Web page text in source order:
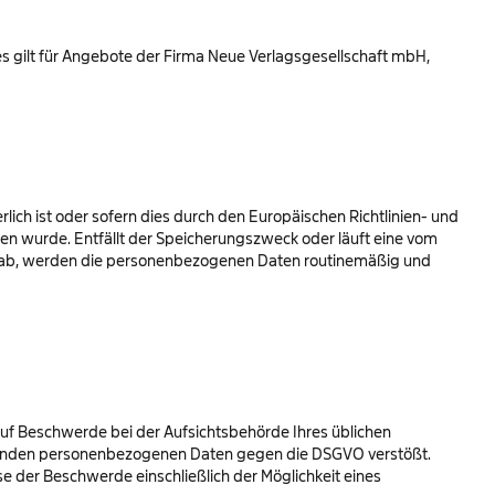
gilt für Angebote der Firma Neue Verlagsgesellschaft mbH,
ist oder sofern dies durch den Europäischen Richtlinien- und
wurde. Entfällt der Speicherungszweck oder läuft eine vom
werden die personenbezogenen Daten routinemäßig und
Beschwerde bei der Aufsichtsbehörde Ihres üblichen
personenbezogenen Daten gegen die DSGVO verstößt.
der Beschwerde einschließlich der Möglichkeit eines